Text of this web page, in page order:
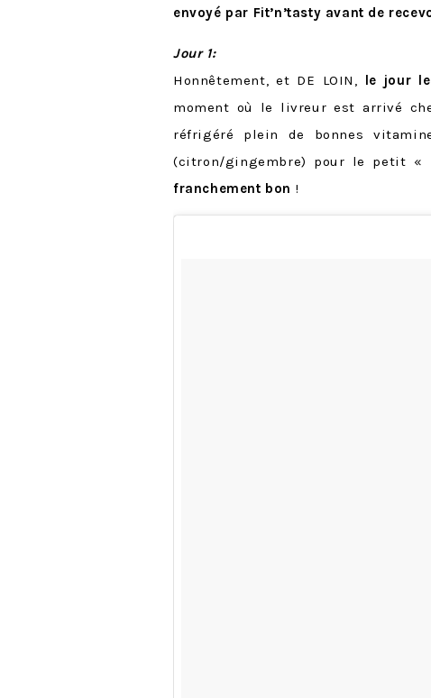
envoyé par Fit’n’tasty avant de
Jour 1:
Honnêtement, et DE LOIN, le jour
moment où le livreur est arrivé
réfrigéré plein de bonnes
(citron/gingembre) pour le petit «
franchement bon !